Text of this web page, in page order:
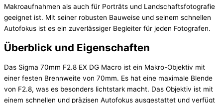
Makroaufnahmen als auch für Porträts und Landschaftsfotografie
geeignet ist. Mit seiner robusten Bauweise und seinem schnellen
Autofokus ist es ein zuverlässiger Begleiter für jeden Fotografen.
Überblick und Eigenschaften
Das Sigma 70mm F2.8 EX DG Macro ist ein Makro-Objektiv mit
einer festen Brennweite von 70mm. Es hat eine maximale Blende
von F2.8, was es besonders lichtstark macht. Das Objektiv ist mit
einem schnellen und präzisen Autofokus ausgestattet und verfügt